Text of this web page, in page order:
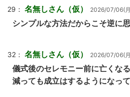
29： 名無しさん（仮） 2026/07/06(
シンプルな方法だからこそ逆に
32： 名無しさん（仮） 2026/07/06(
儀式後のセレモニー前に亡くな
減っても成立はするようになっ